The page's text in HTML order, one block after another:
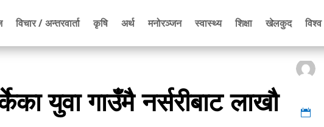
विचार / अन्तरवार्ता कृषि अर्थ मनोरञ्जन स्वास्थ्य शिक्षा खेलकुद विश्व
युवा गाउँमै नर्सरीबाट लाखौ
